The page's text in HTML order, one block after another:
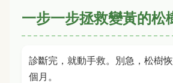
一步一步拯救變黃的松
診斷完，就動手救。別急，松樹
個月。